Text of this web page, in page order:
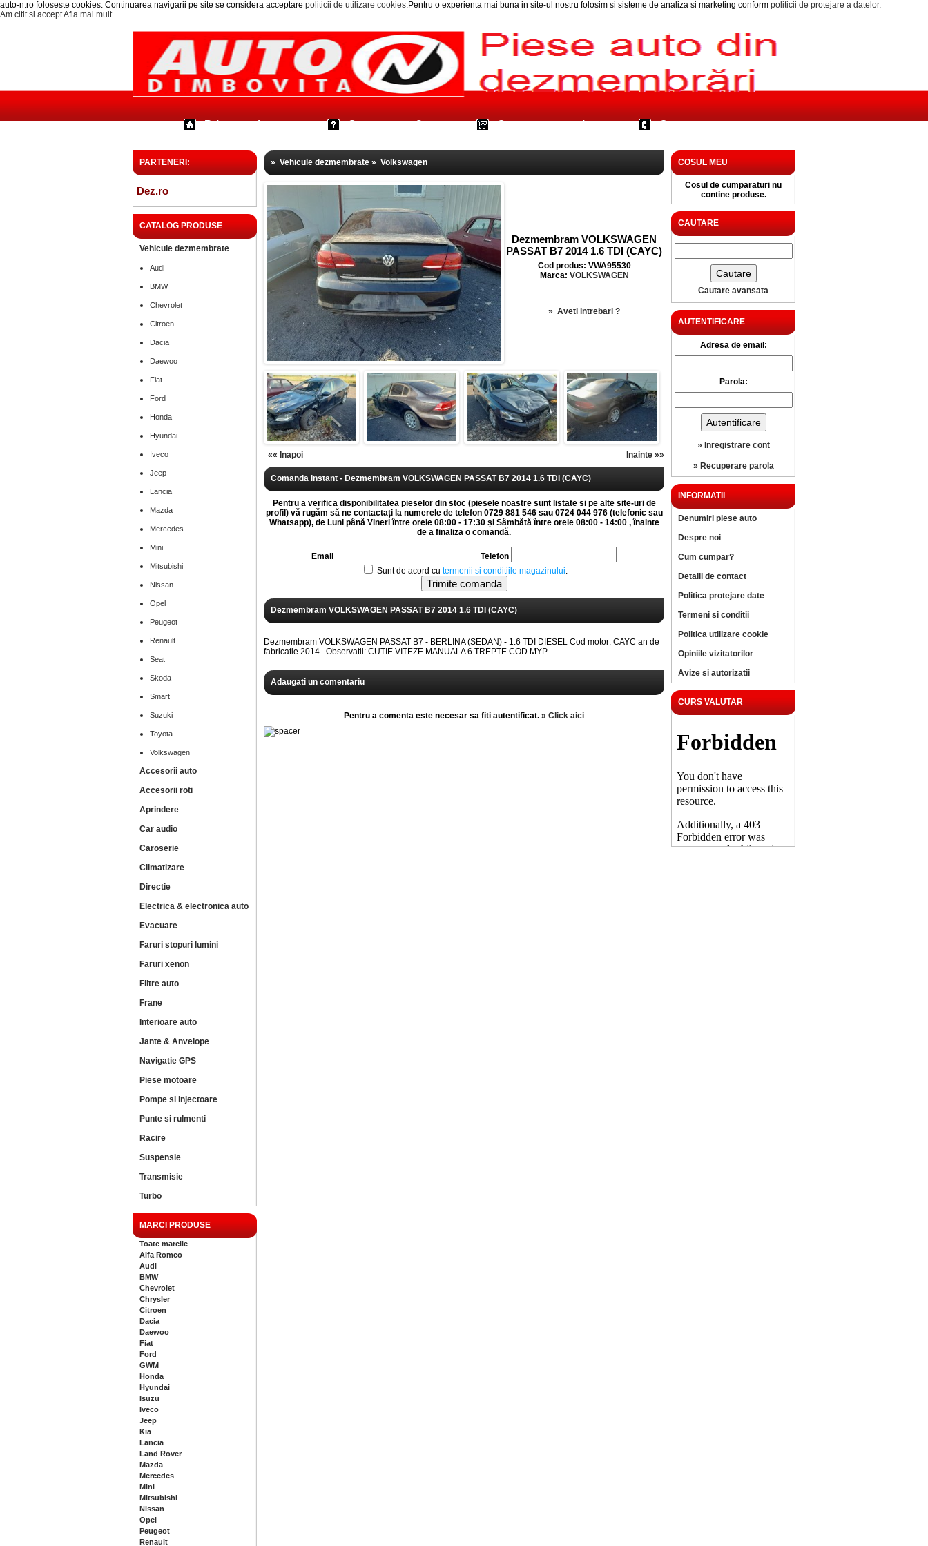
auto-n.ro foloseste cookies. Continuarea navigarii pe site se considera acceptare politicii de utilizare cookies.Pentru o experienta mai buna in site-ul nostru folosim si sisteme de analiza si marketing conform politicii de protejare a datelor.
Am citit si acceptAfla mai mult
Prima pagina Cum cumpar? Cos cumparaturi Contact
PARTENERI:
Dez.ro
CATALOG PRODUSE
Vehicule dezmembrate
Audi
BMW
Chevrolet
Citroen
Dacia
Daewoo
Fiat
Ford
Honda
Hyundai
Iveco
Jeep
Lancia
Mazda
Mercedes
Mini
Mitsubishi
Nissan
Opel
Peugeot
Renault
Seat
Skoda
Smart
Suzuki
Toyota
Volkswagen
Accesorii auto
Accesorii roti
Aprindere
Car audio
Caroserie
Climatizare
Directie
Electrica & electronica auto
Evacuare
Faruri stopuri lumini
Faruri xenon
Filtre auto
Frane
Interioare auto
Jante & Anvelope
Navigatie GPS
Piese motoare
Pompe si injectoare
Punte si rulmenti
Racire
Suspensie
Transmisie
Turbo
MARCI PRODUSE
Toate marcile
Alfa Romeo
Audi
BMW
Chevrolet
Chrysler
Citroen
Dacia
Daewoo
Fiat
Ford
GWM
Honda
Hyundai
Isuzu
Iveco
Jeep
Kia
Lancia
Land Rover
Mazda
Mercedes
Mini
Mitsubishi
Nissan
Opel
Peugeot
Renault
» Vehicule dezmembrate » Volkswagen
Dezmembram VOLKSWAGEN
PASSAT B7 2014 1.6 TDI (CAYC)
Cod produs: VWA95530
Marca: VOLKSWAGEN
» Aveti intrebari ?
«« Inapoi Inainte »»
Comanda instant - Dezmembram VOLKSWAGEN PASSAT B7 2014 1.6 TDI (CAYC)
Pentru a verifica disponibilitatea pieselor din stoc (piesele noastre sunt listate si pe alte site-uri de
profil) vă rugăm să ne contactați la numerele de telefon 0729 881 546 sau 0724 044 976 (telefonic sau
Whatsapp), de Luni până Vineri între orele 08:00 - 17:30 și Sâmbătă între orele 08:00 - 14:00 , înainte
de a finaliza o comandă.
Email
Telefon
Sunt de acord cu termenii si conditiile magazinului.
Dezmembram VOLKSWAGEN PASSAT B7 2014 1.6 TDI (CAYC)
Dezmembram VOLKSWAGEN PASSAT B7 - BERLINA (SEDAN) - 1.6 TDI DIESEL Cod motor: CAYC an de
fabricatie 2014 . Observatii: CUTIE VITEZE MANUALA 6 TREPTE COD MYP.
Adaugati un comentariu
Pentru a comenta este necesar sa fiti autentificat. » Click aici
COSUL MEU
Cosul de cumparaturi nu
contine produse.
CAUTARE
Cautare avansata
AUTENTIFICARE
Adresa de email:
Parola:
» Inregistrare cont
» Recuperare parola
INFORMATII
Denumiri piese auto
Despre noi
Cum cumpar?
Detalii de contact
Politica protejare date
Termeni si conditii
Politica utilizare cookie
Opiniile vizitatorilor
Avize si autorizatii
CURS VALUTAR